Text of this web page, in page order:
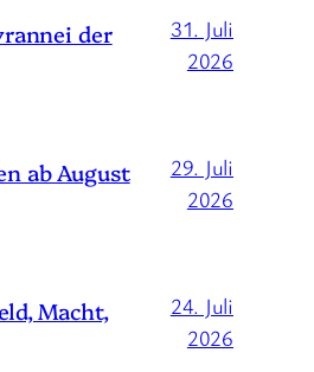
der
31. Juli
2026
ab August
29. Juli
2026
Macht,
24. Juli
2026